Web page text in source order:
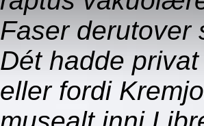
Faser derutover
Dét hadde
eller fordi